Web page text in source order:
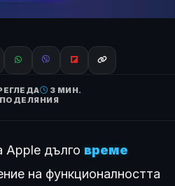
3 МИН.
Apple дълго време
на функционалността